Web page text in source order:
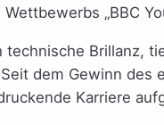
„BBC
technische Brillanz,
dem Gewinn des
Karriere